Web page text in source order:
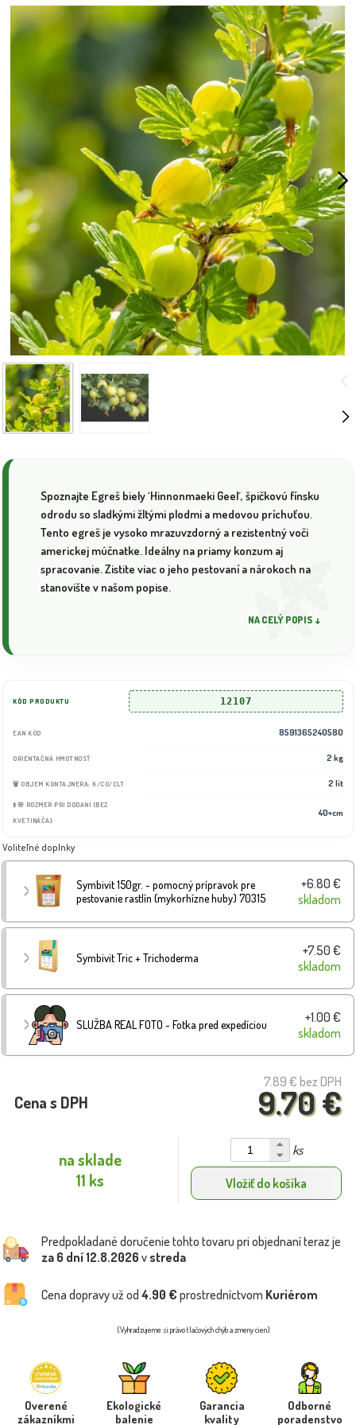
Spoznajte Egreš biely ´Hinnonmaeki Geel´, špičkovú fínsku
odrodu so sladkými žltými plodmi a medovou príchuťou.
Tento egreš je vysoko mrazuvzdorný a rezistentný voči
americkej múčnatke. Ideálny na priamy konzum aj
spracovanie. Zistite viac o jeho pestovaní a nárokoch na
stanovište v našom popise.
NA CELÝ POPIS ↓
KÓD PRODUKTU 12107
EAN KÓD 8591365240580
ORIENTAČNÁ HMOTNOSŤ 2 kg
🗑️ OBJEM KONTAJNERA: K/CO/CLT 2 lit
⬆️🌸 ROZMER PRI DODANÍ (BEZ
KVETINÁČA):
40+cm
Voliteľné doplnky
Symbivit 150gr. - pomocný prípravok pre
pestovanie rastlín (mykorhízne huby) 70315
+6.80 €
skladom
Symbivit Tric + Trichoderma
+7.50 €
skladom
SLUŽBA REAL FOTO - Fotka pred expedíciou
+1.00 €
skladom
7.89 € bez DPH
9.70 €
Cena s DPH
na sklade
11 ks
ks
Vložiť do košíka
Predpokladané doručenie tohto tovaru pri objednaní teraz je
za 6 dní12.8.2026 v streda
Cena dopravy už od 4.90 € prostredníctvom Kuriérom
(Vyhradzujeme si právo tlačových chýb a zmeny cien)
Overené
zákazníkmi
Ekologické
balenie
Garancia
kvality
Odborné
poradenstvo